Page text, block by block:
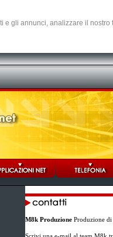
gli annunci, analizzare il
M8k ProduzioneProduzione di